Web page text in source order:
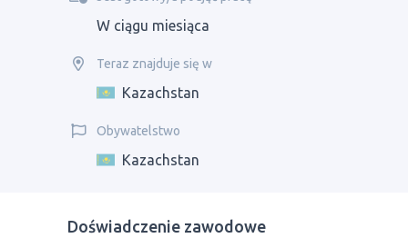
W ciągu miesiąca
Teraz znajduje się w
Kazachstan
Obywatelstwo
Kazachstan
Doświadczenie zawodowe